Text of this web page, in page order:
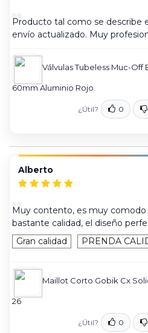
Producto tal como se describe
envío actualizado. Muy
Válvulas Tubeless Muc-Off
60mm Aluminio Rojo
¿Útil? 0
Alberto
Muy contento, es muy comodo
bastante calidad, el diseño
Gran calidad
PRENDA
Maillot Corto Gobik Cx
26
¿Útil? 0